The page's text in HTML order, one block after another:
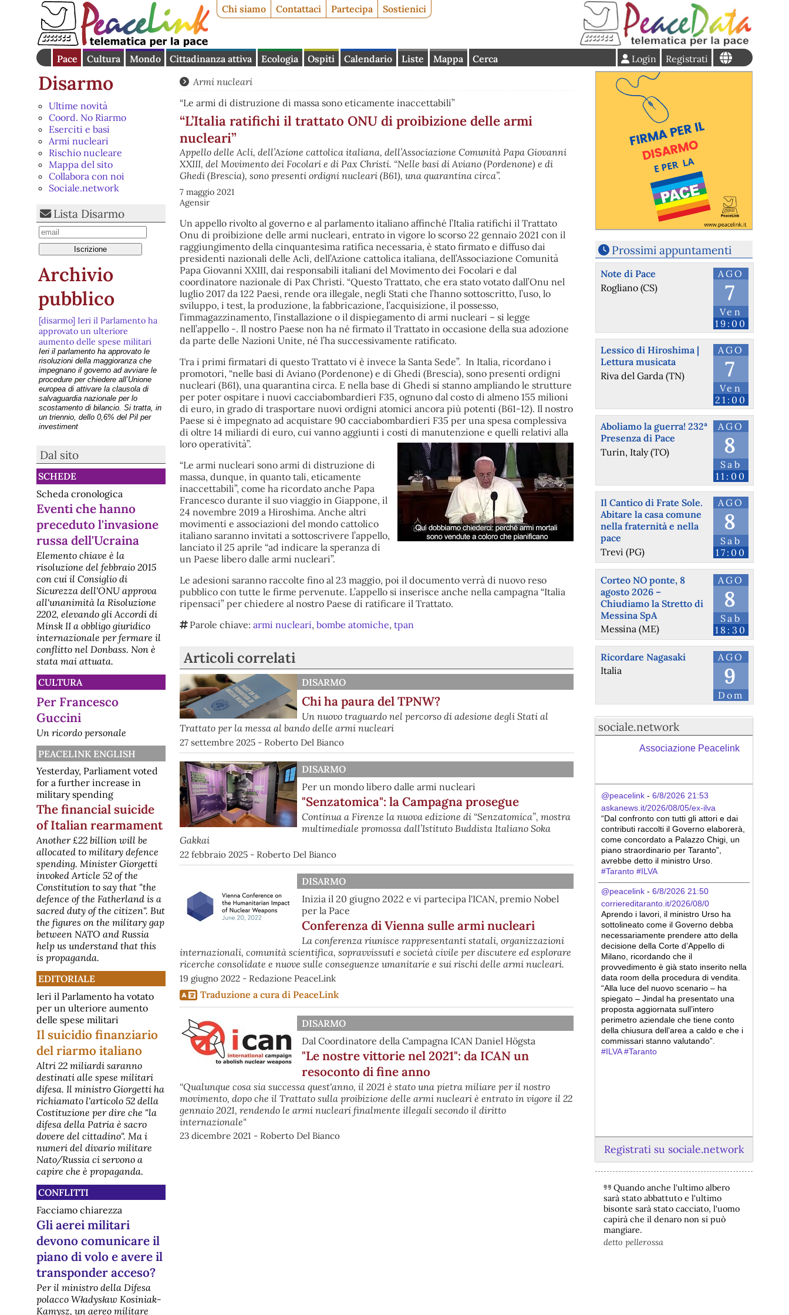
Chi siamo Contattaci Partecipa Sostienici
Pace Cultura Mondo Cittadinanza attiva Ecologia Ospiti Calendario Liste Mappa Cerca Registrati
Login
Disarmo
Ultime novità
Coord. No Riarmo
Eserciti e basi
Armi nucleari
Rischio nucleare
Mappa del sito
Collabora con noi
Sociale.network
Lista Disarmo
Archivio
pubblico
[disarmo] Ieri il Parlamento ha
approvato un ulteriore
aumento delle spese militari
Ieri il parlamento ha approvato le
risoluzioni della maggioranza che
impegnano il governo ad avviare le
procedure per chiedere all’Unione
europea di attivare la clausola di
salvaguardia nazionale per lo
scostamento di bilancio. Si tratta, in
un triennio, dello 0,6% del Pil per
investiment
per ricordare Hiroshima
GIOVEDI 06.08.2026 A VERONA:
LANTERNE DI PACE SULL'ADIGE
Lanterne di Pace sull’Adige è una
manifestazione antimilitarista e di
commemorazione che si tiene ogni
anno a Verona nei primi giorni di
agosto, nella vasca dell’Arsenale
(nei pressi del ponte di
Castelvecchio) e lungo l
[disarmo] Pacifisti olandesi
hanno bloccato la base aerea
nucleare di Volkel che ospita
gli F-35
Un'azione diretta nonviolenta si è
svolta ieri 3 agosto 2026 presso la
base aerea Vliegbasis Volkel, nel
Brabante Settentrionale, dove sono
di stanza i cacciabombardieri F-35
in grado di trasportare testate
nucleari statunitensi. L'azione Circa
40 dimostranti, provenienti da tutto
[disarmo] Disarmo -
Newsletter mensile
PeaceLink - Newsletter "Disarmo"
https://www.peacelink.it/disarmo/
Elenco articoli pubblicati dal 3 luglio
2026 E' ufficialmente riconosciuta
l'esistenza di armi nucleari USA
nella penisola italiana GIP
Pordenone si esprime sulla
legittimità della presenza armi
nucleari in Ital
[disarmo] Il prestito europeo
Safe per gli armamenti?
Potrebbe costare il doppio
restituirlo
Il vero costo del prestito Safe
potrebbe arrivare a circa il doppio
rispetto ai 14,9 miliardi che l'Italia
riceverebbe se decidesse di usarli.
È quanto emerge da una nuova
analisi dell’Osservatorio Mil€x, che
monitora le spese militari. Nei giorni
scorsi, il governo ha "p
[disarmo] Intelligenza
Artificiale e armi nucleari:
dichiarazione di Premi Nobel e
scienziati riuniti a Roma
Dichiarazione dell’Assemblea
Globale dei Premi Nobel – Borgo
Laudato Si', Vaticano, luglio 2026
L’evento di rilievo per il movimento
per la pace e il disarmo è
l’adozione, in Vaticano, di un
appello solenne da parte di premi
Nobel e scienziati riuniti a Roma. Il
[disarmo] Il progetto nucleare
dell'Arabia Saudita
Washington e Riad firmano un
accordo definito "storico" da gran
prevede che gli Stati Uniti aiutino
l'Arabia Saudita a sviluppare un
programma nucleare civile grazie
alla loro tecnologia e alle
competenze nel settore. A siglarlo
sono stati il segreta
[disarmo] Perché la Turchia
deve rinunciare ai missili S400
russi per avere gli F35
americani?
Il motivo per cui la Turchia non può
avere contemporaneamente i caccia
stealth F-35 statunitensi e il
sistema di difesa missilistica russo
S-400 è di natura sia tecnologica
che geopolitica. La questione ha
portato all'espulsione di Ankara dal
nonostante i ten
[disarmo] Disarmo -
Newsletter mensile
PeaceLink - Newsletter
"Disarmo"https://www.peacelink.it/disarmo/
Elenco articoli pubblicati dal 3
giugno 2026 80 anni fa inizia la
tragedia alle Isole Marshall IL
Dal sito
SCHEDE
Scheda cronologica
Eventi che hanno
preceduto l'invasione
russa dell'Ucraina
Elemento chiave è la
risoluzione del febbraio 2015
con cui il Consiglio di
Sicurezza dell'ONU approva
all'unanimità la Risoluzione
2202, elevando gli Accordi di
Minsk II a obbligo giuridico
internazionale per fermare il
conflitto nel Donbass. Non è
stata mai attuata.
CULTURA
Per Francesco
Guccini
Un ricordo personale
PEACELINK ENGLISH
Yesterday, Parliament voted
for a further increase in
military spending
The financial suicide
of Italian rearmament
Another £22 billion will be
allocated to military defence
spending. Minister Giorgetti
invoked Article 52 of the
Constitution to say that "the
defence of the Fatherland is a
sacred duty of the citizen". But
the figures on the military gap
between NATO and Russia
help us understand that this
is propaganda.
EDITORIALE
Ieri il Parlamento ha votato
per un ulteriore aumento
delle spese militari
Il suicidio finanziario
del riarmo italiano
Altri 22 miliardi saranno
destinati alle spese militari
difesa. Il ministro Giorgetti ha
richiamato l'articolo 52 della
Costituzione per dire che "la
difesa della Patria è sacro
dovere del cittadino". Ma i
numeri del divario militare
Nato/Russia ci servono a
capire che è propaganda.
CONFLITTI
Facciamo chiarezza
Gli aerei militari
devono comunicare il
piano di volo e avere il
transponder acceso?
Per il ministro della Difesa
polacco Władysław Kosiniak-
Kamysz, un aereo militare
Armi nucleari
“Le armi di distruzione di massa sono eticamente inaccettabili”
“L’Italia ratifichi il trattato ONU di proibizione delle armi
nucleari”
Appello delle Acli, dell’Azione cattolica italiana, dell’Associazione Comunità Papa Giovanni
XXIII, del Movimento dei Focolari e di Pax Christi. “Nelle basi di Aviano (Pordenone) e di
Ghedi (Brescia), sono presenti ordigni nucleari (B61), una quarantina circa”.
7 maggio 2021
Agensir
Un appello rivolto al governo e al parlamento italiano affinché l’Italia ratifichi il Trattato
Onu di proibizione delle armi nucleari, entrato in vigore lo scorso 22 gennaio 2021 con il
raggiungimento della cinquantesima ratifica necessaria, è stato firmato e diffuso dai
presidenti nazionali delle Acli, dell’Azione cattolica italiana, dell’Associazione Comunità
Papa Giovanni XXIII, dai responsabili italiani del Movimento dei Focolari e dal
coordinatore nazionale di Pax Christi. “Questo Trattato, che era stato votato dall’Onu nel
luglio 2017 da 122 Paesi, rende ora illegale, negli Stati che l’hanno sottoscritto, l’uso, lo
sviluppo, i test, la produzione, la fabbricazione, l’acquisizione, il possesso,
l’immagazzinamento, l’installazione o il dispiegamento di armi nucleari – si legge
nell’appello -. Il nostro Paese non ha né firmato il Trattato in occasione della sua adozione
da parte delle Nazioni Unite, né l’ha successivamente ratificato.
Tra i primi firmatari di questo Trattato vi è invece la Santa Sede”. In Italia, ricordano i
promotori, “nelle basi di Aviano (Pordenone) e di Ghedi (Brescia), sono presenti ordigni
nucleari (B61), una quarantina circa. E nella base di Ghedi si stanno ampliando le strutture
per poter ospitare i nuovi cacciabombardieri F35, ognuno dal costo di almeno 155 milioni
di euro, in grado di trasportare nuovi ordigni atomici ancora più potenti (B61-12). Il nostro
Paese si è impegnato ad acquistare 90 cacciabombardieri F35 per una spesa complessiva
di oltre 14 miliardi di euro, cui vanno aggiunti i costi di manutenzione e quelli relativi alla
loro operatività”.
“Le armi nucleari sono armi di distruzione di
massa, dunque, in quanto tali, eticamente
inaccettabili”, come ha ricordato anche Papa
Francesco durante il suo viaggio in Giappone, il
24 novembre 2019 a Hiroshima. Anche altri
movimenti e associazioni del mondo cattolico
italiano saranno invitati a sottoscrivere l’appello,
lanciato il 25 aprile “ad indicare la speranza di
un Paese libero dalle armi nucleari”.
Le adesioni saranno raccolte fino al 23 maggio, poi il documento verrà di nuovo reso
pubblico con tutte le firme pervenute. L’appello si inserisce anche nella campagna “Italia
ripensaci” per chiedere al nostro Paese di ratificare il Trattato.
Parole chiave:armi nucleari,bombe atomiche,tpan
Articoli correlati
DISARMO
Chi ha paura del TPNW?
Un nuovo traguardo nel percorso di adesione degli Stati al
Trattato per la messa al bando delle armi nucleari
27 settembre 2025 - Roberto Del Bianco
DISARMO
Per un mondo libero dalle armi nucleari
"Senzatomica": la Campagna prosegue
Continua a Firenze la nuova edizione di “Senzatomica”, mostra
multimediale promossa dall’Istituto Buddista Italiano Soka
Gakkai
22 febbraio 2025 - Roberto Del Bianco
DISARMO
Inizia il 20 giugno 2022 e vi partecipa l'ICAN, premio Nobel
per la Pace
Conferenza di Vienna sulle armi nucleari
La conferenza riunisce rappresentanti statali, organizzazioni
internazionali, comunità scientifica, sopravvissuti e società civile per discutere ed esplorare
ricerche consolidate e nuove sulle conseguenze umanitarie e sui rischi delle armi nucleari.
19 giugno 2022 - Redazione PeaceLink
Traduzione a cura di PeaceLink
DISARMO
Dal Coordinatore della Campagna ICAN Daniel Högsta
"Le nostre vittorie nel 2021": da ICAN un
resoconto di fine anno
“Qualunque cosa sia successa quest'anno, il 2021 è stato una pietra miliare per il nostro
movimento, dopo che il Trattato sulla proibizione delle armi nucleari è entrato in vigore il 22
gennaio 2021, rendendo le armi nucleari finalmente illegali secondo il diritto
internazionale"
23 dicembre 2021 - Roberto Del Bianco
Prossimi appuntamenti
AGO
7
Ven
19:00
Note di Pace
Rogliano (CS)
AGO
7
Ven
21:00
Lessico di Hiroshima |
Lettura musicata
Riva del Garda (TN)
AGO
8
Sab
11:00
Aboliamo la guerra! 232ª
Presenza di Pace
Turin, Italy (TO)
AGO
8
Sab
17:00
Il Cantico di Frate Sole.
Abitare la casa comune
nella fraternità e nella
pace
Trevi (PG)
AGO
8
Sab
18:30
Corteo NO ponte, 8
agosto 2026 –
Chiudiamo la Stretto di
Messina SpA
Messina (ME)
AGO
9
Dom
Ricordare Nagasaki
Italia
sociale.network
Associazione Peacelink
@peacelink - 6/8/2026 21:53
askanews.it/2026/08/05/ex-ilva
“Dal confronto con tutti gli attori e dai
contributi raccolti il Governo elaborerà,
come concordato a Palazzo Chigi, un
piano straordinario per Taranto”,
avrebbe detto il ministro Urso.
#Taranto #ILVA
@peacelink - 6/8/2026 21:50
corriereditaranto.it/2026/08/0
Aprendo i lavori, il ministro Urso ha
sottolineato come il Governo debba
necessariamente prendere atto della
decisione della Corte d’Appello di
Milano, ricordando che il
provvedimento è già stato inserito nella
data room della procedura di vendita.
“Alla luce del nuovo scenario – ha
spiegato – Jindal ha presentato una
proposta aggiornata sull’intero
perimetro aziendale che tiene conto
della chiusura dell’area a caldo e che i
commissari stanno valutando”.
#ILVA #Taranto
@peacelink - 6/8/2026 21:45
borsaitaliana.it/borsa/notizie
Si sta ragionando su un piano B per
Taranto dopo la chiusura dell’area a
caldo dell’ILVA?
#ILVA #Taranto
Registrati su sociale.network
Quando anche l'ultimo albero
sarà stato abbattuto e l'ultimo
bisonte sarà stato cacciato, l'uomo
capirà che il denaro non si può
mangiare.
detto pellerossa